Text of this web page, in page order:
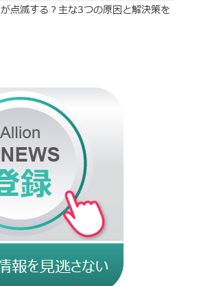
点滅する？主な3つの原因と解決策を